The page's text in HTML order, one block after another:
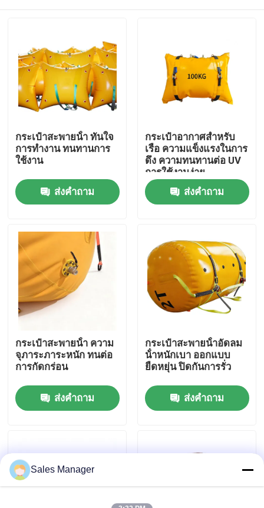
บ้าน
ผลิตภัณฑ์
วิดีโอ
เกี่ยวกับเรา
ทัวร์โรงงาน
ควบคุมคุณภาพ
ขออ้าง
กระเป๋าอากาศสําหรับการกู้ภัยทางทะเล
ถุงลมนิรภัยทางทะเลแบบพองได้
กระเป๋าสะพายน้ํา ทันใจ
การทํางาน ทนทานการ
ใช้งาน
ส่งคำถาม
กระเป๋าอากาศสําหรับ
เรือ ความแข็งแรงในการ
ดึง ความทนทานต่อ UV
การใช้งานง่าย
ส่งคำถาม
กระเป๋าสะพายน้ํา ความ
จุภาระภาระหนัก ทนต่อ
การกัดกร่อน
ส่งคำถาม
กระเป๋าสะพายน้ําอัดลม
น้ําหนักเบา ออกแบบ
ยืดหยุ่น ปิดกันการรั่ว
ส่งคำถาม
Sales Manager